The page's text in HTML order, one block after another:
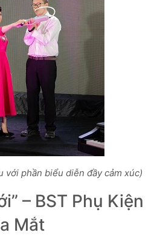
với phần biểu diễn đầy cảm xúc)
– BST Phụ Kiện
Mắt